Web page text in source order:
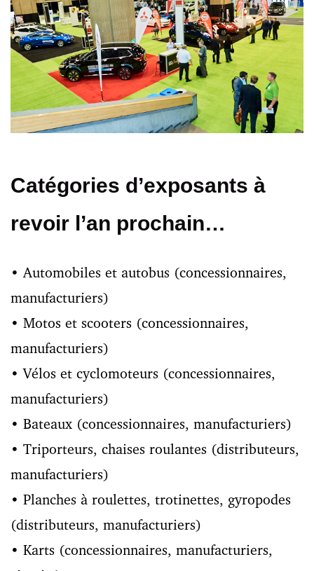
Catégories d’exposants à
revoir l’an prochain…
• Automobiles et autobus (concessionnaires,
manufacturiers)
• Motos et scooters (concessionnaires,
manufacturiers)
• Vélos et cyclomoteurs (concessionnaires,
manufacturiers)
• Bateaux (concessionnaires, manufacturiers)
• Triporteurs, chaises roulantes (distributeurs,
manufacturiers)
• Planches à roulettes, trotinettes, gyropodes
(distributeurs, manufacturiers)
• Karts (concessionnaires, manufacturiers,